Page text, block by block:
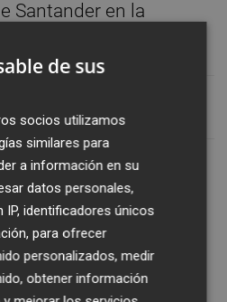
Santander en la
de sus
socios utilizamos
similares para
a información en su
datos personales,
identificadores únicos
para ofrecer
personalizados, medir
obtener información